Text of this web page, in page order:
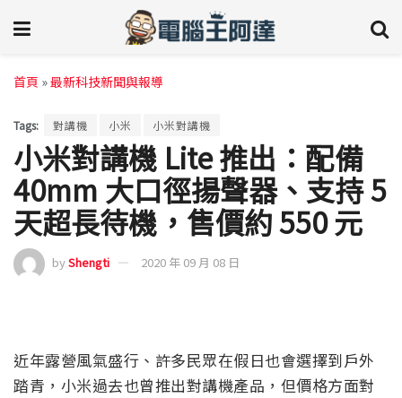
首頁 »最新科技新聞與報導
Tags: 對講機 小米 小米對講機
小米對講機 Lite 推出：配備
40mm 大口徑揚聲器、支持 5
天超長待機，售價約 550 元
byShengti 2020 年 09 月 08 日
近年露營風氣盛行、許多民眾在假日也會選擇到戶外
踏青，小米過去也曾推出對講機產品，但價格方面對